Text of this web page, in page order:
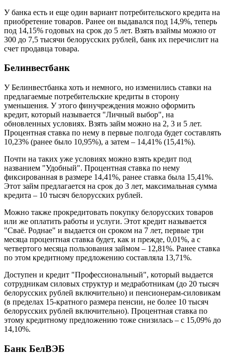
У банка есть и еще один вариант потребительского кредита на
приобретение товаров. Ранее он выдавался под 14,9%, теперь
под 14,15% годовых на срок до 5 лет. Взять взаймы можно от
300 до 7,5 тысячи белорусских рублей, банк их перечислит на
счет продавца товара.
Белинвестбанк
У Белинвестбанка хоть и немного, но изменились ставки на
предлагаемые потребительские кредиты в сторону
уменьшения. У этого финучреждения можно оформить
кредит, который называется "Личный выбор", на
обновленных условиях. Взять займ можно на 2, 3 и 5 лет.
Процентная ставка по нему в первые полгода будет составлять
10,23% (ранее было 10,95%), а затем – 14,41% (15,41%).
Почти на таких уже условиях можно взять кредит под
названием "Удобный". Процентная ставка по нему
фиксированная в размере 14,41%, ранее ставка была 15,41%.
Этот займ предлагается на срок до 3 лет, максимальная сумма
кредита – 10 тысяч белорусских рублей.
Можно также прокредитовать покупку белорусских товаров
или же оплатить работы и услуги. Этот кредит называется
"Сваё. Роднае" и выдается он сроком на 7 лет, первые три
месяца процентная ставка будет, как и прежде, 0,01%, а с
четвертого месяца пользования займом – 12,81%. Ранее ставка
по этом кредитному предложению составляла 13,71%.
Доступен и кредит "Профессиональный", который выдается
сотрудникам силовых структур и медработникам (до 20 тысяч
белорусских рублей включительно) и пенсионерам-силовикам
(в пределах 15-кратного размера пенсии, не более 10 тысяч
белорусских рублей включительно). Процентная ставка по
этому кредитному предложению тоже снизилась – с 15,09% до
14,10%.
Банк БелВЭБ